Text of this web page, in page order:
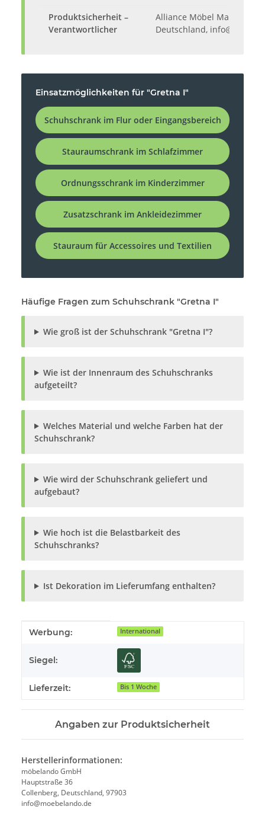
Produktsicherheit –
Verantwortlicher
Alliance Möbel Marketing
Deutschland,
Einsatzmöglichkeiten für "Gretna I"
Schuhschrank im Flur oder Eingangsbereich
Stauraumschrank im Schlafzimmer
Ordnungsschrank im Kinderzimmer
Zusatzschrank im Ankleidezimmer
Stauraum für Accessoires und Textilien
Häufige Fragen zum Schuhschrank "Gretna I"
Wie groß ist der Schuhschrank "Gretna I"?
Wie ist der Innenraum des Schuhschranks
aufgeteilt?
Welches Material und welche Farben hat der
Schuhschrank?
Wie wird der Schuhschrank geliefert und
aufgebaut?
Wie hoch ist die Belastbarkeit des
Schuhschranks?
Ist Dekoration im Lieferumfang enthalten?
Produkteigenschaft
Wert
Werbung: International
Siegel:
Lieferzeit: Bis 1 Woche
Angaben zur Produktsicherheit
Herstellerinformationen:
möbelando GmbH
Hauptstraße 36
Collenberg, Deutschland, 97903
info@moebelando.de